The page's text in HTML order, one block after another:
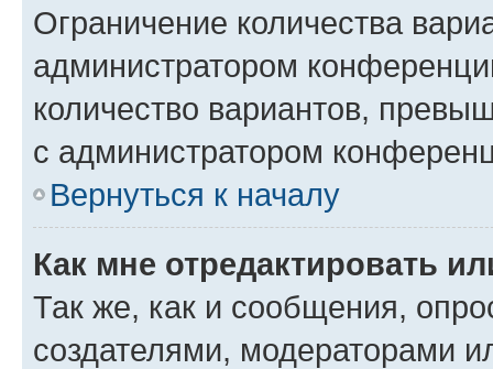
Ограничение количества
администратором
количество вариантов,
с администратором
Вернуться к началу
Как мне отредактировать
Так же, как и сообщения,
создателями, модераторами